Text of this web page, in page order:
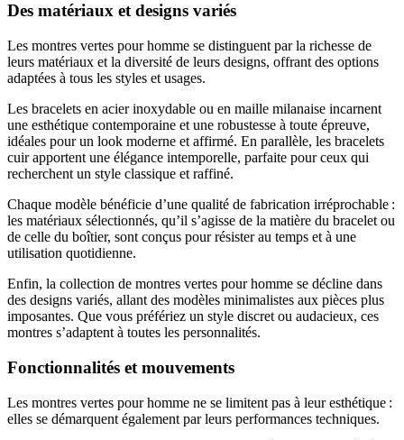
Des matériaux et designs variés
Les montres vertes pour homme se distinguent par la richesse de
leurs matériaux et la diversité de leurs designs, offrant des options
adaptées à tous les styles et usages.
Les bracelets en acier inoxydable ou en maille milanaise incarnent
une esthétique contemporaine et une robustesse à toute épreuve,
idéales pour un look moderne et affirmé. En parallèle, les bracelets
cuir apportent une élégance intemporelle, parfaite pour ceux qui
recherchent un style classique et raffiné.
Chaque modèle bénéficie d’une qualité de fabrication irréprochable :
les matériaux sélectionnés, qu’il s’agisse de la matière du bracelet ou
de celle du boîtier, sont conçus pour résister au temps et à une
utilisation quotidienne.
Enfin, la collection de montres vertes pour homme se décline dans
des designs variés, allant des modèles minimalistes aux pièces plus
imposantes. Que vous préfériez un style discret ou audacieux, ces
montres s’adaptent à toutes les personnalités.
Fonctionnalités et mouvements
Les montres vertes pour homme ne se limitent pas à leur esthétique :
elles se démarquent également par leurs performances techniques.